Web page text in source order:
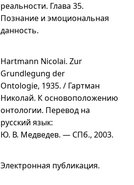
реальности. Глава 35.
Познание и эмоциональная
данность.
Hartmann Nicolai. Zur
Grundlegung der
Ontologie, 1935. / Гартман
Николай. К основоположению
онтологии. Перевод на
русский язык:
Ю. В. Медведев. — СПб., 2003.
Электронная публикация.